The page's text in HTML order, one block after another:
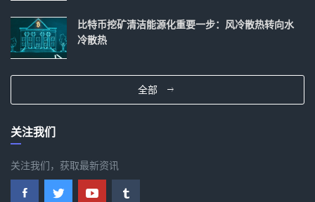
比特币挖矿清洁能源化重要一步：风冷散热转向水
冷散热
全部
关注我们
关注我们，获取最新资讯